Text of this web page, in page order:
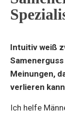
Intuitiv weiß
Meinungen,
verlieren
Ich helfe